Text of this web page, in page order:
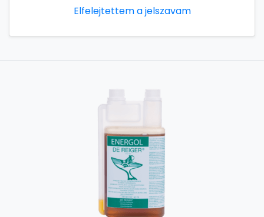
Elfelejtettem a jelszavam